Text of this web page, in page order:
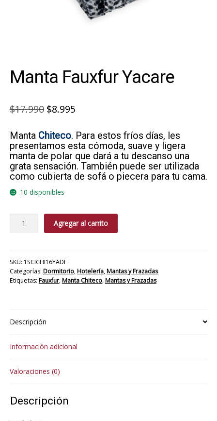
Manta Fauxfur Yacare
$17.990 El
original
era:
$17.990.
$8.995El
actual
es:
$8.995.
Manta Chiteco. Para estos fríos días, les
presentamos esta cómoda, suave y ligera
manta de polar que dará a tu descanso una
grata sensación. También puede ser utilizada
como cubierta de sofá o piecera para tu cama.
10 disponibles
Agregar al carrito
SKU: 1SCICHI16YADF
Categorías: Dormitorio,Hotelería,Mantas y Frazadas
Etiquetas: Fauxfur,Manta Chiteco,Mantas y Frazadas
Descripción
Información adicional
Valoraciones (0)
Descripción